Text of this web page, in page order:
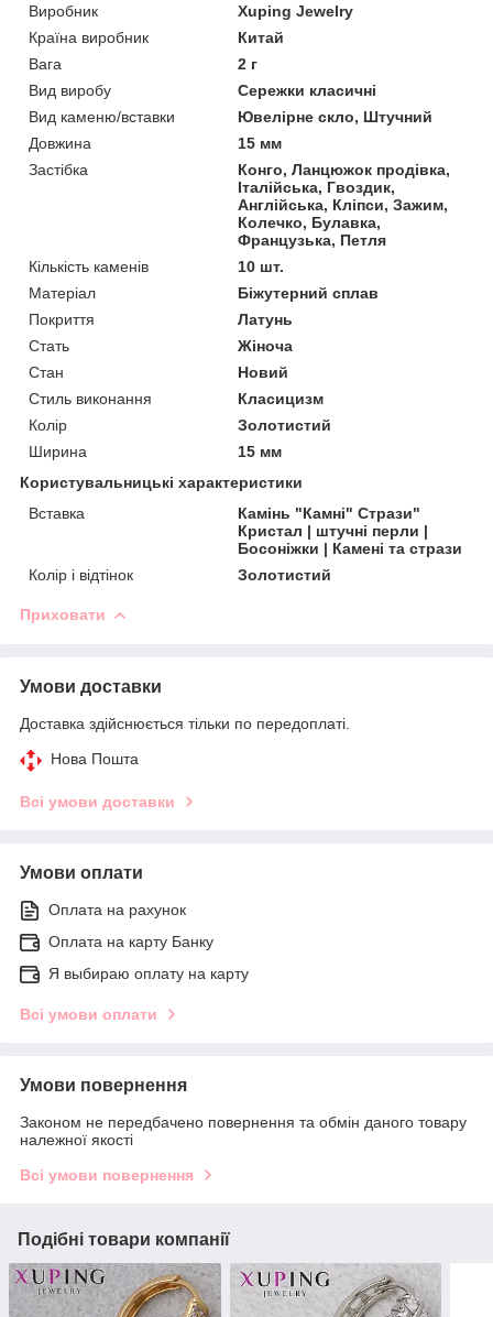
Виробник
Xuping Jewelry
Країна виробник
Китай
Вага
2 г
Вид виробу
Сережки класичні
Вид каменю/вставки
Ювелірне скло, Штучний
Довжина
15 мм
Застібка
Конго, Ланцюжок продівка,
Італійська, Гвоздик,
Англійська, Кліпси, Зажим,
Колечко, Булавка,
Французька, Петля
Кількість каменів
10 шт.
Матеріал
Біжутерний сплав
Покриття
Латунь
Стать
Жіноча
Стан
Новий
Стиль виконання
Класицизм
Колір
Золотистий
Ширина
15 мм
Користувальницькі характеристики
Вставка
Камінь "Камні" Стрази"
Кристал | штучні перли |
Босоніжки | Камені та стрази
Колір і відтінок
Золотистий
Приховати
Умови доставки
Доставка здійснюється тільки по передоплаті.
Нова Пошта
Всі умови доставки
Умови оплати
Оплата на рахунок
Оплата на карту Банку
Я выбираю оплату на карту
Всі умови оплати
Умови повернення
Законом не передбачено повернення та обмін даного товару
належної якості
Всі умови повернення
Подібні товари компанії